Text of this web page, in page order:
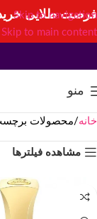
Skip to navigation
Skip to main content
منو
خانه محصولات برچسب
مشاهده فیلترها
فرصت طلایی خرید